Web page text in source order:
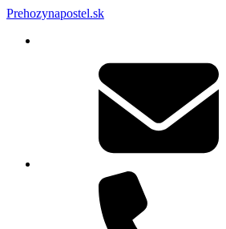
Prehozynapostel.sk